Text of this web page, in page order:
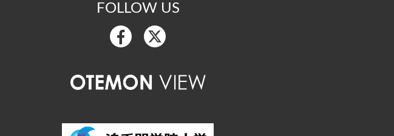
FOLLOW US